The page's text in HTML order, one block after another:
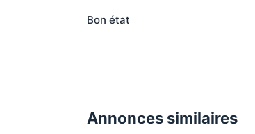
Bon état
Annonces similaires